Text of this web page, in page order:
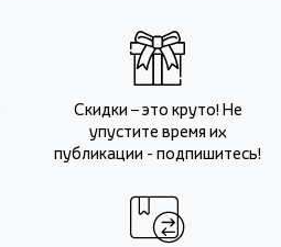
Скидки – это круто! Не
упустите время их
публикации - подпишитесь!